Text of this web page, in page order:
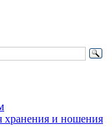
и ношения